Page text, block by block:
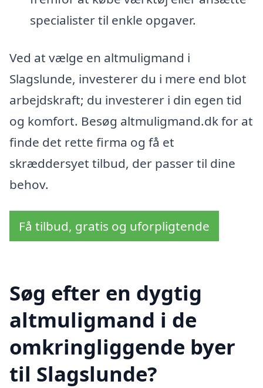
specialister til enkle opgaver.
Ved at vælge en altmuligmand i
Slagslunde, investerer du i mere end blot
arbejdskraft; du investerer i din egen tid
og komfort. Besøg altmuligmand.dk for at
finde det rette firma og få et
skræddersyet tilbud, der passer til dine
behov.
Få tilbud, gratis og uforpligtende
Søg efter en dygtig
altmuligmand i de
omkringliggende byer
til Slagslunde?